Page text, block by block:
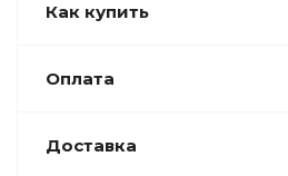
Как купить
Оплата
Доставка